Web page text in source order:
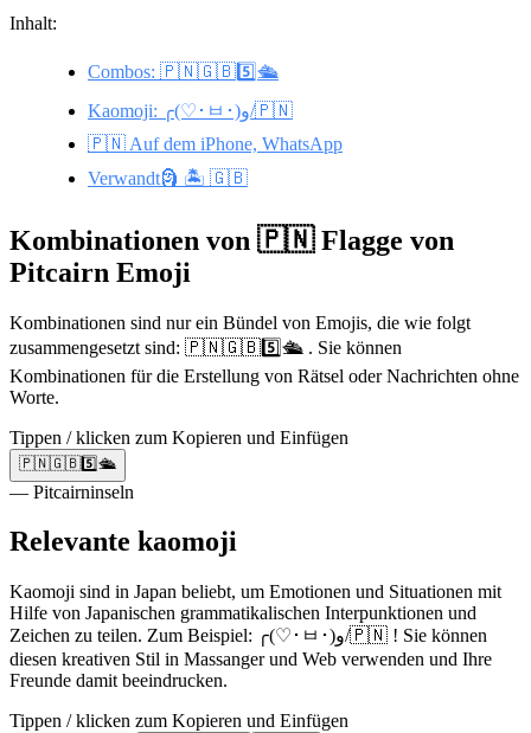
Inhalt:
Combos: 🇵🇳🇬🇧5️⃣🛳️
Kaomoji: ╭(♡･ㅂ･)و/🇵🇳
🇵🇳 Auf dem iPhone, WhatsApp
Verwandt🗿 🏝️ 🇬🇧
Kombinationen von 🇵🇳 Flagge von
Pitcairn Emoji
Kombinationen sind nur ein Bündel von Emojis, die wie folgt
zusammengesetzt sind: 🇵🇳🇬🇧5️⃣🛳️ . Sie können
Kombinationen für die Erstellung von Rätsel oder Nachrichten ohne
Worte.
Tippen / klicken zum Kopieren und Einfügen
🇵🇳🇬🇧5️⃣🛳️
— Pitcairninseln
Relevante kaomoji
Kaomoji sind in Japan beliebt, um Emotionen und Situationen mit
Hilfe von Japanischen grammatikalischen Interpunktionen und
Zeichen zu teilen. Zum Beispiel: ╭(♡･ㅂ･)و/🇵🇳 ! Sie können
diesen kreativen Stil in Massanger und Web verwenden und Ihre
Freunde damit beeindrucken.
Tippen / klicken zum Kopieren und Einfügen